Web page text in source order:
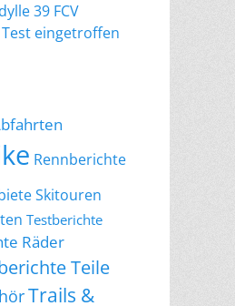
39 FCV
eingetroffen
Rennberichte
Skitouren
Testberichte
Räder
Teile
Trails &